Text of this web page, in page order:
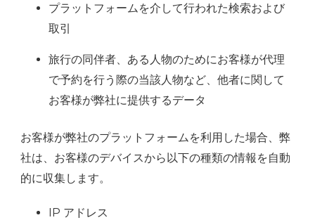
プラットフォームを介して行われた検索および
取引
旅行の同伴者、ある人物のためにお客様が代理
で予約を行う際の当該人物など、他者に関して
お客様が弊社に提供するデータ
お客様が弊社のプラットフォームを利用した場合、弊
社は、お客様のデバイスから以下の種類の情報を自動
的に収集します。
IP アドレス